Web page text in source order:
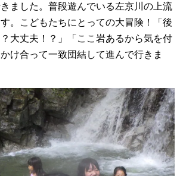
ました。普段遊んでいる左京川の上流
。こどもたちにとっての大冒険！「後
大丈夫！？」「ここ岩あるから気を付
け合って一致団結して進んで行きま